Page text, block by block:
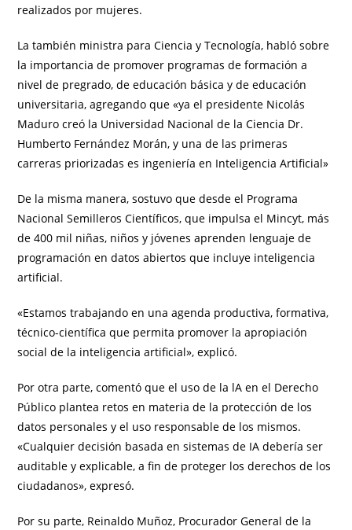
realizados por mujeres.
La también ministra para Ciencia y Tecnología, habló sobre
la importancia de promover programas de formación a
nivel de pregrado, de educación básica y de educación
universitaria, agregando que «ya el presidente Nicolás
Maduro creó la Universidad Nacional de la Ciencia Dr.
Humberto Fernández Morán, y una de las primeras
carreras priorizadas es ingeniería en Inteligencia Artificial»
De la misma manera, sostuvo que desde el Programa
Nacional Semilleros Científicos, que impulsa el Mincyt, más
de 400 mil niñas, niños y jóvenes aprenden lenguaje de
programación en datos abiertos que incluye inteligencia
artificial.
«Estamos trabajando en una agenda productiva, formativa,
técnico-científica que permita promover la apropiación
social de la inteligencia artificial», explicó.
Por otra parte, comentó que el uso de la lA en el Derecho
Público plantea retos en materia de la protección de los
datos personales y el uso responsable de los mismos.
«Cualquier decisión basada en sistemas de IA debería ser
auditable y explicable, a fin de proteger los derechos de los
ciudadanos», expresó.
Por su parte, Reinaldo Muñoz, Procurador General de la